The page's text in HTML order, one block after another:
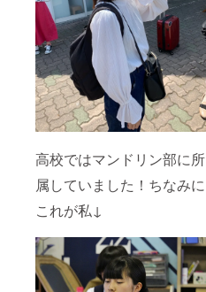
高校ではマンドリン部に所
属していました！ ちなみに
これが私↓